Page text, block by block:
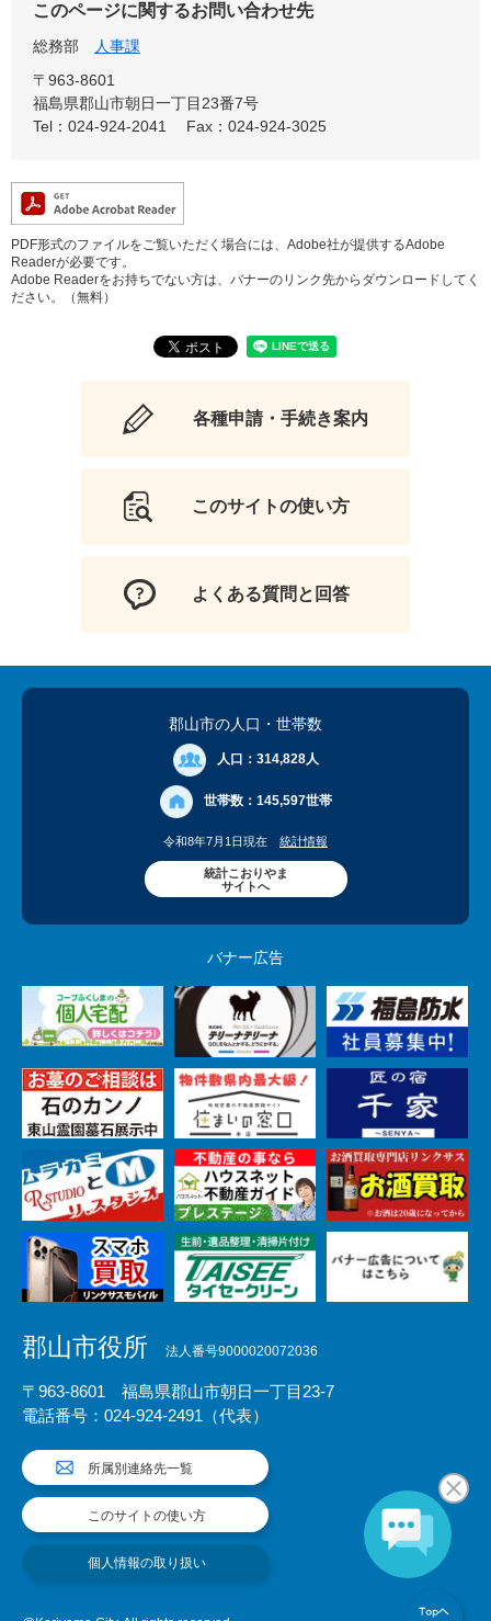
このページに関するお問い合わせ先
総務部
人事課
〒963-8601
福島県郡山市朝日一丁目23番7号
Tel：024-924-2041
Fax：024-924-3025
PDF形式のファイルをご覧いただく場合には、Adobe社が提供するAdobe
Readerが必要です。
Adobe Readerをお持ちでない方は、バナーのリンク先からダウンロードしてく
ださい。（無料）
各種申請・手続き案内
このサイトの使い方
よくある質問と回答
郡山市の人口 ・世帯数
人口： 314,828人
世帯数： 145,597世帯
令和8年7月1日現在 統計情報
統計こおりやま
サイトへ
バナー広告
郡山市役所 法人番号9000020072036
〒963-8601 福島県郡山市朝日一丁目23-7
電話番号：024-924-2491（代表）
所属別連絡先一覧
このサイトの使い方
個人情報の取り扱い